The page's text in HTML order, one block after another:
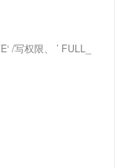
/写权限、 ’ FULL_